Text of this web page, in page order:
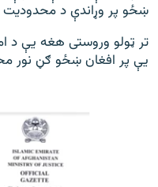
ښځو پر وړاندې د محدودیت لږترلږه ۷۰
تر ټولو وروستی هغه یې د
یې پر افغان ښځو ګڼ نور